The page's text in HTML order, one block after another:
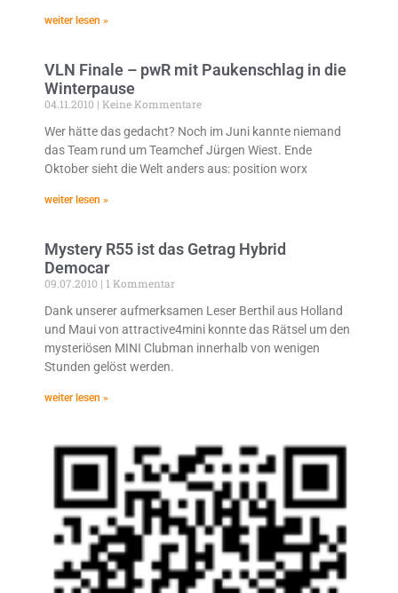
weiter lesen »
VLN Finale – pwR mit Paukenschlag in die
Winterpause
04.11.2010
Keine Kommentare
Wer hätte das gedacht? Noch im Juni kannte niemand
das Team rund um Teamchef Jürgen Wiest. Ende
Oktober sieht die Welt anders aus: position worx
weiter lesen »
Mystery R55 ist das Getrag Hybrid
Democar
09.07.2010
1 Kommentar
Dank unserer aufmerksamen Leser Berthil aus Holland
und Maui von attractive4mini konnte das Rätsel um den
mysteriösen MINI Clubman innerhalb von wenigen
Stunden gelöst werden.
weiter lesen »